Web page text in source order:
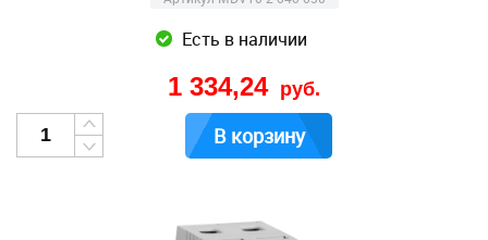
Есть в наличии
1 334,24 руб.
В корзину